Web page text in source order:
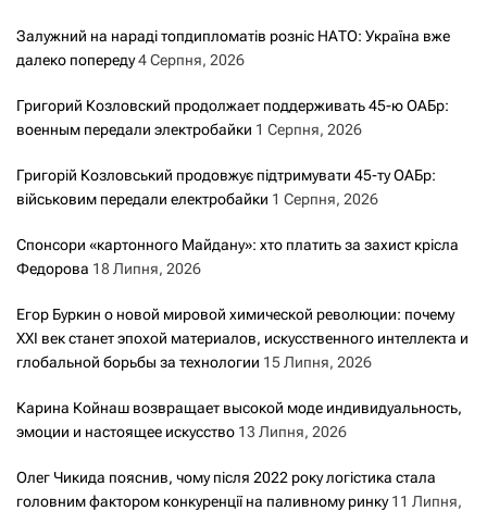
Залужний на нараді топдипломатів розніс НАТО: Україна вже
далеко попереду4 Серпня, 2026
Григорий Козловский продолжает поддерживать 45-ю ОАБр:
военным передали электробайки 1 Серпня, 2026
Григорій Козловський продовжує підтримувати 45-ту ОАБр:
військовим передали електробайки 1 Серпня, 2026
Спонсори «картонного Майдану»: хто платить за захист крісла
Федорова 18 Липня, 2026
Егор Буркин о новой мировой химической революции: почему
XXI век станет эпохой материалов, искусственного интеллекта и
глобальной борьбы за технологии 15 Липня, 2026
Карина Койнаш возвращает высокой моде индивидуальность,
эмоции и настоящее искусство 13 Липня, 2026
Олег Чикида пояснив, чому після 2022 року логістика стала
головним фактором конкуренції на паливному ринку 11 Липня,